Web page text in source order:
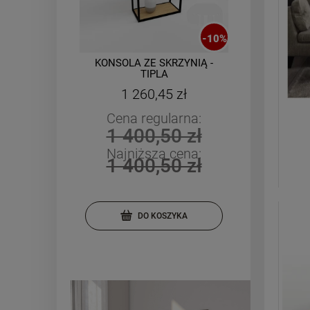
-10%
KONSOLA ZE SKRZYNIĄ -
TIPLA
1 260,45 zł
Cena regularna:
1 400,50 zł
Najniższa cena:
1 400,50 zł
DO KOSZYKA